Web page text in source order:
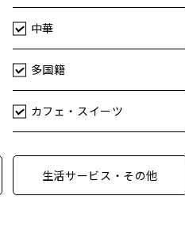
中華
多国籍
カフェ・スイーツ
生活サービス・その他